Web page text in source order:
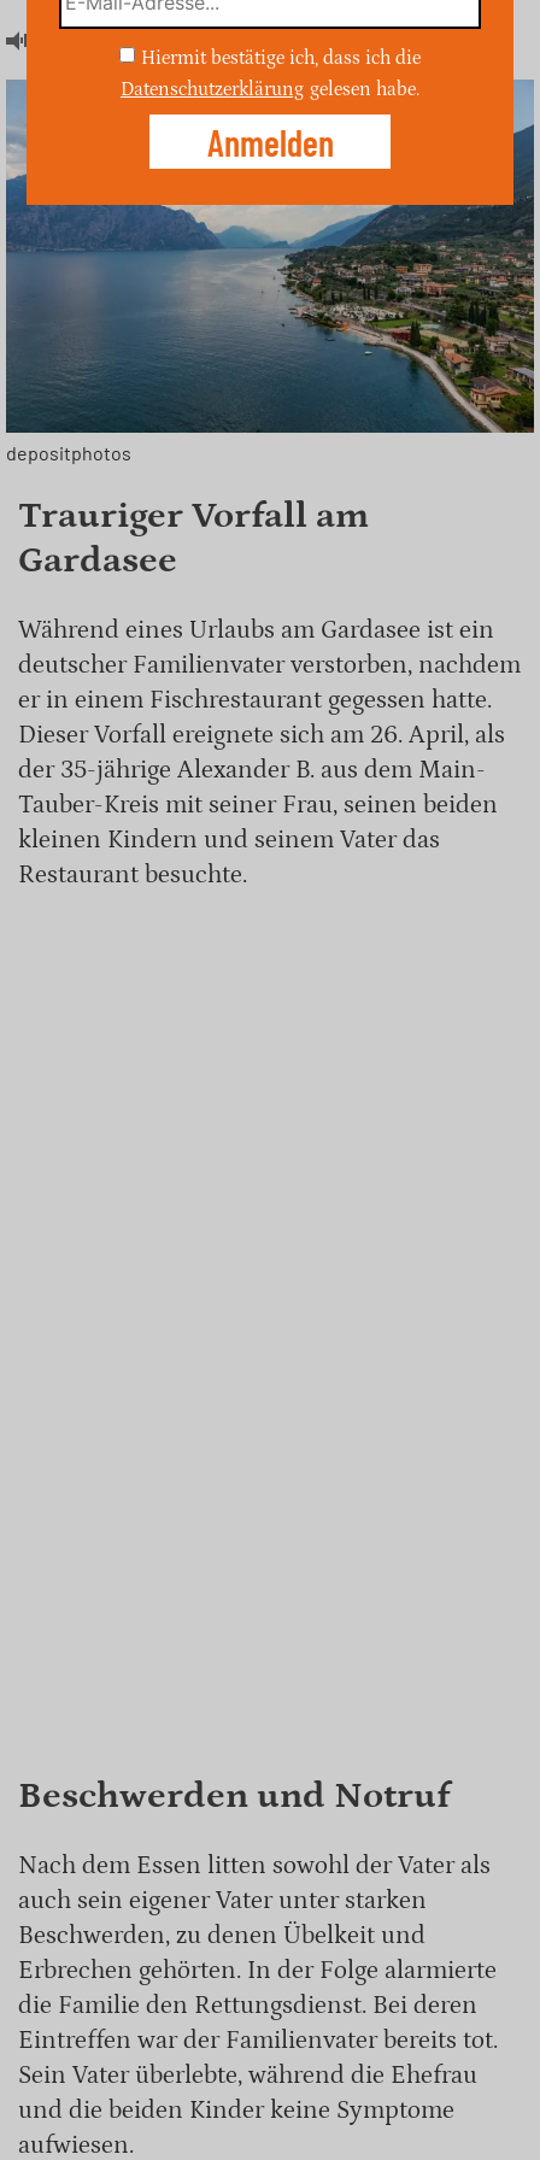
depositphotos
Trauriger Vorfall am
Gardasee
Während eines Urlaubs am Gardasee ist ein
deutscher Familienvater verstorben, nachdem
er in einem Fischrestaurant gegessen hatte.
Dieser Vorfall ereignete sich am 26. April, als
der 35-jährige Alexander B. aus dem Main-
Tauber-Kreis mit seiner Frau, seinen beiden
kleinen Kindern und seinem Vater das
Restaurant besuchte.
Beschwerden und Notruf
Nach dem Essen litten sowohl der Vater als
auch sein eigener Vater unter starken
Beschwerden, zu denen Übelkeit und
Erbrechen gehörten. In der Folge alarmierte
die Familie den Rettungsdienst. Bei deren
Eintreffen war der Familienvater bereits tot.
Sein Vater überlebte, während die Ehefrau
und die beiden Kinder keine Symptome
aufwiesen.
Hiermit bestätige ich, dass ich die
Datenschutzerklärung gelesen habe.